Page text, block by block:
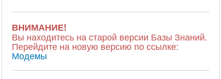
ВНИМАНИЕ!
Вы находитесь на старой версии Базы Знаний.
Перейдите на новую версию по ссылке:
Модемы